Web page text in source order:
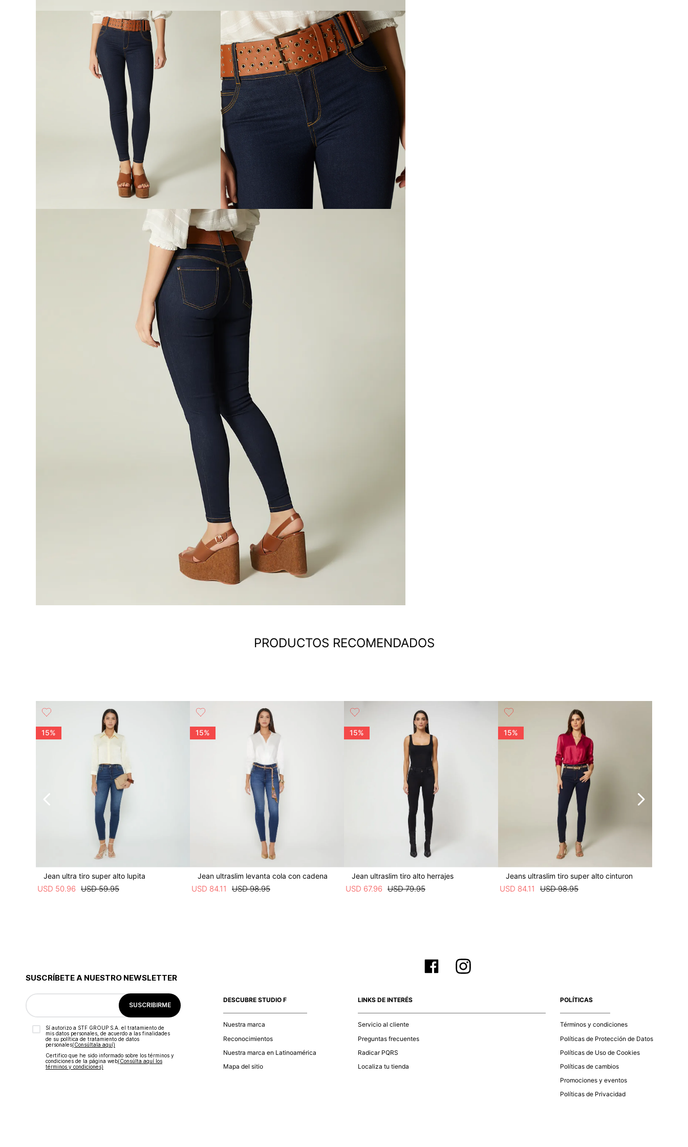
PRODUCTOS RECOMENDADOS
15%
Jean ultra tiro super alto lupita
USD 59.95
USD 50.96
15%
Jean ultraslim levanta cola con cadena
USD 98.95
USD 84.11
15%
Jean ultraslim tiro alto herrajes
USD 79.95
USD 67.96
15%
Jeans ultraslim tiro super alto cinturon
USD 98.95
USD 84.11
SUSCRÍBETE A NUESTRO NEWSLETTER
SUSCRIBIRME
Sí autorizo a STF GROUP S.A. el tratamiento de
mis datos personales, de acuerdo a las finalidades
de su política de tratamiento de datos
personales‎(Consúltala aquí)
Certifico que he sido informado sobre los términos y
condiciones de la página web‎(Consúlta aquí los
términos y condiciones)
DESCUBRE STUDIO F
Nuestra marca
Reconocimientos
Nuestra marca en Latinoamérica
Mapa del sitio
LINKS DE INTERÉS
Servicio al cliente
Preguntas frecuentes
Radicar PQRS
Localiza tu tienda
POLÍTICAS
Términos y condiciones
Políticas de Protección de Datos
Políticas de Uso de Cookies
Políticas de cambios
Promociones y eventos
Políticas de Privacidad